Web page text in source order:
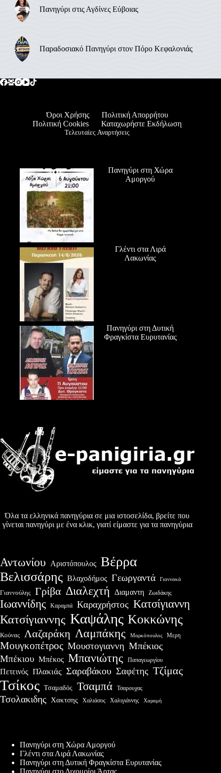
Πανηγύρι στις Αγδίνες Εύβοιας
Παραδοσιακό Πανηγύρι στον Πόρο Κεφαλονιάς
Όροι Χρήσης
Πολιτική Απορρήτου
Πολιτική Cookies
Καταχωρήστε Εκδήλωση
Τελευταίες Αναρτήσεις
Πανηγύρι στη Χώρα
Αμοργού
Γλέντι στα Λιρά
Λακωνίας
Πανηγύρι στη Δυτική
Φραγκίστα Ευρυτανίας
Όλα τα ελληνικά πανηγύρια σε μια ιστοσελίδα, βρείτε που
γίνεται πανηγύρι με ένα κλικ, γιατί είμαστε για τα πανηγύρια
Αντωνίου Αριστόπουλος Βέρρα
Βελισσάρης Βλαχοδήμος Γεωργαντά Γιαννακά
Γιαννούλης Γρίβα Διαλεχτή Διαμαντη Ζωιδάκης
Ιωαννίδης Καραμπά Καραχρήστος Κατσίγιαννη
Κατσίγιαννης Καψάλης Κοκκώνης
Κούνας Λαζαράκη Λαμπάκης Μαρκόπουλος Μερη
Μουγκοπέτρος Μουστογιαννη Μπέκιος
Μπέκιου Μπέκος Μπανιώτης Παπαγεωργίου
Πετεινός Πλακιάς Σαραβάκου Σαφέτης Τζίμας
Τσίκος Τσαμαδός Τσαμπά Τσαρουχας
Τσολακιδης Χακτσης Χαλιάσος Χαλιγιάννης Χαραμή
Πανηγύρι στη Χώρα Αμοργού
Γλέντι στα Λιρά Λακωνίας
Πανηγύρι στη Δυτική Φραγκίστα Ευρυτανίας